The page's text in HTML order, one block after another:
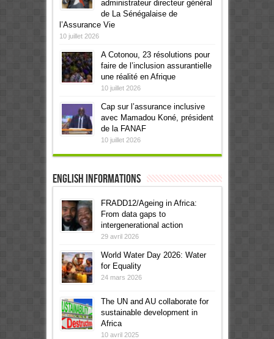
administrateur directeur général
de La Sénégalaise de
l’Assurance Vie
10 juillet 2026
A Cotonou, 23 résolutions pour
faire de l’inclusion assurantielle
une réalité en Afrique
10 juillet 2026
Cap sur l’assurance inclusive
avec Mamadou Koné, président
de la FANAF
10 juillet 2026
English informations
FRADD12/Ageing in Africa:
From data gaps to
intergenerational action
29 avril 2026
World Water Day 2026: Water
for Equality
24 mars 2026
The UN and AU collaborate for
sustainable development in
Africa
10 avril 2025